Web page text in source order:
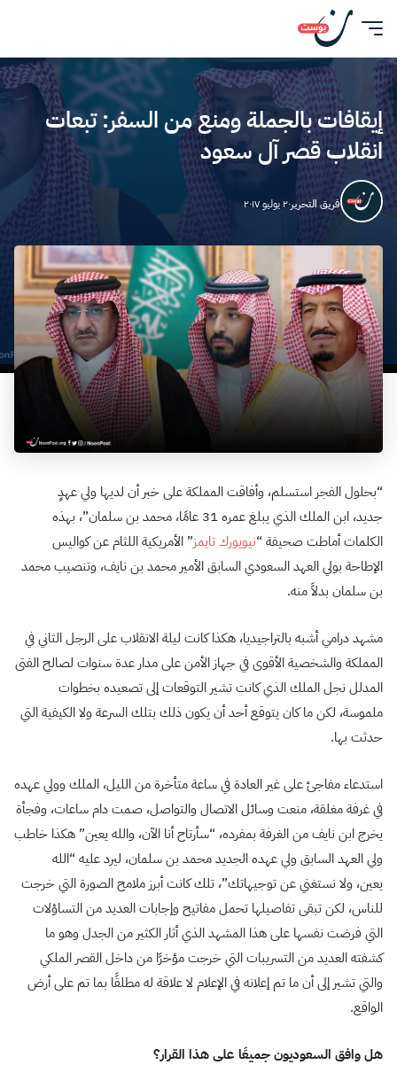
إيقافات بالجملة ومنع من السفر: تبعات
انقلاب قصر آل سعود
فريق التحرير٢٠ يوليو ٢٠١٧
“بحلول الفجر استسلم، وأفاقت المملكة على خبر أن لديها ولي عهدٍ
جديد، ابن الملك الذي يبلغ عمره 31 عامًا، محمد بن سلمان”، بهذه
الكلمات أماطت صحيفة “نيويورك تايمز” الأمريكية اللثام عن كواليس
الإطاحة بولي العهد السعودي السابق الأمير محمد بن نايف، وتنصيب محمد
بن سلمان بدلاً منه.
مشهد درامي أشبه بالتراجيديا، هكذا كانت ليلة الانقلاب على الرجل الثاني في
المملكة والشخصية الأقوى في جهاز الأمن على مدار عدة سنوات لصالح الفتى
المدلل نجل الملك الذي كانت تشير التوقعات إلى تصعيده بخطوات
ملموسة، لكن ما كان يتوقع أحد أن يكون ذلك بتلك السرعة ولا الكيفية التي
حدثت بها.
استدعاء مفاجئ على غير العادة في ساعة متأخرة من الليل، الملك وولي عهده
في غرفة مغلقة، منعت وسائل الاتصال والتواصل، صمت دام ساعات، وفجأة
يخرج ابن نايف من الغرفة بمفرده، “سأرتاح أنا الآن، والله يعين” هكذا خاطب
ولي العهد السابق ولي عهده الجديد محمد بن سلمان، ليرد عليه “الله
يعين، ولا نستغني عن توجيهاتك”، تلك كانت أبرز ملامح الصورة التي خرجت
للناس، لكن تبقى تفاصيلها تحمل مفاتيح وإجابات العديد من التساؤلات
التي فرضت نفسها على هذا المشهد الذي أثار الكثير من الجدل وهو ما
كشفته العديد من التسريبات التي خرجت مؤخرًا من داخل القصر الملكي
والتي تشير إلى أن ما تم إعلانه في الإعلام لا علاقة له مطلقًا بما تم على أرض
الواقع.
هل وافق السعوديون جميعًا على هذا القرار؟